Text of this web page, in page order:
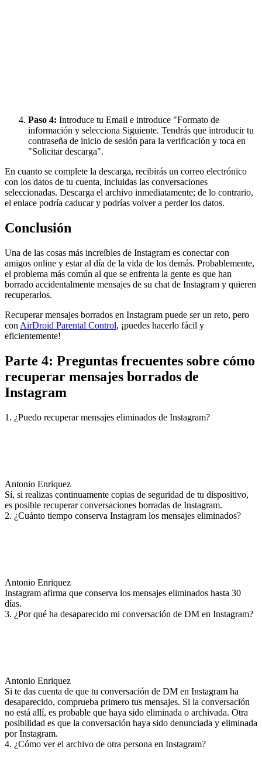
Paso 4: Introduce tu Email e introduce "Formato de
información y selecciona Siguiente. Tendrás que introducir tu
contraseña de inicio de sesión para la verificación y toca en
"Solicitar descarga".
En cuanto se complete la descarga, recibirás un correo electrónico
con los datos de tu cuenta, incluidas las conversaciones
seleccionadas. Descarga el archivo inmediatamente; de lo contrario,
el enlace podría caducar y podrías volver a perder los datos.
Conclusión
Una de las cosas más increíbles de Instagram es conectar con
amigos online y estar al día de la vida de los demás. Probablemente,
el problema más común al que se enfrenta la gente es que han
borrado accidentalmente mensajes de su chat de Instagram y quieren
recuperarlos.
Recuperar mensajes borrados en Instagram puede ser un reto, pero
con AirDroid Parental Control, ¡puedes hacerlo fácil y
eficientemente!
Parte 4: Preguntas frecuentes sobre cómo
recuperar mensajes borrados de
Instagram
1. ¿Puedo recuperar mensajes eliminados de Instagram?
Antonio Enriquez
Sí, si realizas continuamente copias de seguridad de tu dispositivo,
es posible recuperar conversaciones borradas de Instagram.
2. ¿Cuánto tiempo conserva Instagram los mensajes eliminados?
Antonio Enriquez
Instagram afirma que conserva los mensajes eliminados hasta 30
días.
3. ¿Por qué ha desaparecido mi conversación de DM en Instagram?
Antonio Enriquez
Si te das cuenta de que tu conversación de DM en Instagram ha
desaparecido, comprueba primero tus mensajes. Si la conversación
no está allí, es probable que haya sido eliminada o archivada. Otra
posibilidad es que la conversación haya sido denunciada y eliminada
por Instagram.
4. ¿Cómo ver el archivo de otra persona en Instagram?